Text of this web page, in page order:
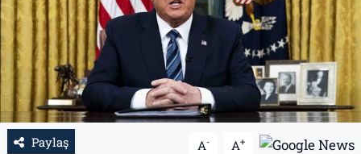
Paylaş A- A+